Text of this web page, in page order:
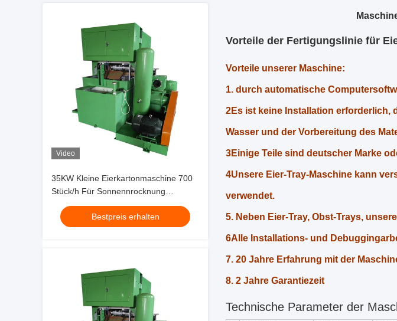
Video
35KW Kleine Eierkartonmaschine 700
Stück/h Für Sonnennrocknung
Produktionslinie SPS Gesteuert
Bestpreis erhalten
Vorteile der Fertigungslinie für
Vorteile unserer Maschine:
1. durch automatische
2Es ist keine Installation erforderlich,
Wasser und der Vorbereitung des
3Einige Teile sind deutscher Marke
4Unsere Eier-Tray-Maschine kann
verwendet.
5. Neben Eier-Tray, Obst-Trays,
6Alle Installations- und
7. 20 Jahre Erfahrung mit der
8. 2 Jahre Garantiezeit
Technische Parameter der